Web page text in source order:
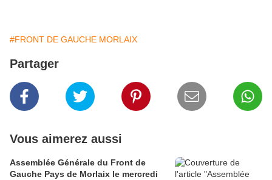
#FRONT DE GAUCHE MORLAIX
Partager
Vous aimerez aussi
Assemblée Générale du Front de
Gauche Pays de Morlaix le mercredi